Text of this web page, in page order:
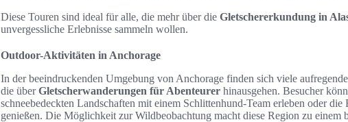
Diese Touren sind ideal für alle, die mehr über die Gletschererkundung in
unvergessliche Erlebnisse sammeln wollen.
Outdoor-Aktivitäten in Anchorage
In der beeindruckenden Umgebung von Anchorage finden sich viele aufregende
die überGletscherwanderungen für Abenteurer hinausgehen. Besucher
schneebedeckten Landschaften mit einem Schlittenhund-Team erleben oder
genießen. Die Möglichkeit zur Wildbeobachtung macht diese Region zu einem